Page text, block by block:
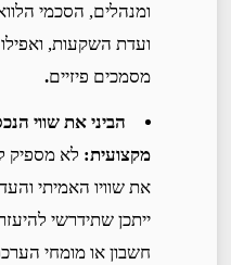
ומנהלים, הסכמי
ועדת השקעות,
מסמכים פיזיים.
הביני את שווי
מקצועית:לא מספיק
את שוויו האמיתי
ייתכן שתידרשי
חשבון או מומחי